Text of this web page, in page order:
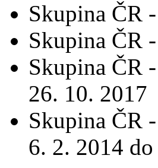
Skupina ČR -
Skupina ČR -
Skupina ČR -
26. 10. 2017
Skupina ČR -
6. 2. 2014